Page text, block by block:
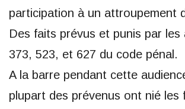
participation à un attroupement
Des faits prévus et punis par les
373, 523, et 627 du code pénal.
A la barre pendant cette
plupart des prévenus ont nié les